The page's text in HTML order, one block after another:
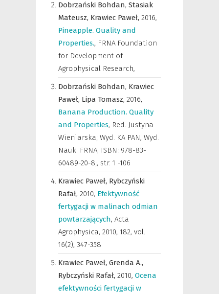
Dobrzański Bohdan, Stasiak
Mateusz, Krawiec Paweł, 2016,
Pineapple. Quality and
Properties., FRNA Foundation
for Development of
Agrophysical Research,
Dobrzański Bohdan, Krawiec
Paweł, Lipa Tomasz, 2016,
Banana Production. Quality
and Properties, Red. Justyna
Wieniarska; Wyd. KA PAN, Wyd.
Nauk. FRNA; ISBN: 978-83-
60489-20-8;, str. 1 -106
Krawiec Paweł, Rybczyński
Rafał, 2010, Efektywność
fertygacji w malinach odmian
powtarzających, Acta
Agrophysica, 2010, 182, vol.
16(2), 347-358
Krawiec Paweł, Grenda A.,
Rybczyński Rafał, 2010, Ocena
efektywności fertygacji w